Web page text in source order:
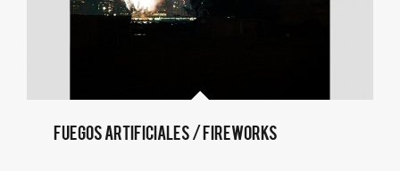
Fuegos artificiales / Fireworks